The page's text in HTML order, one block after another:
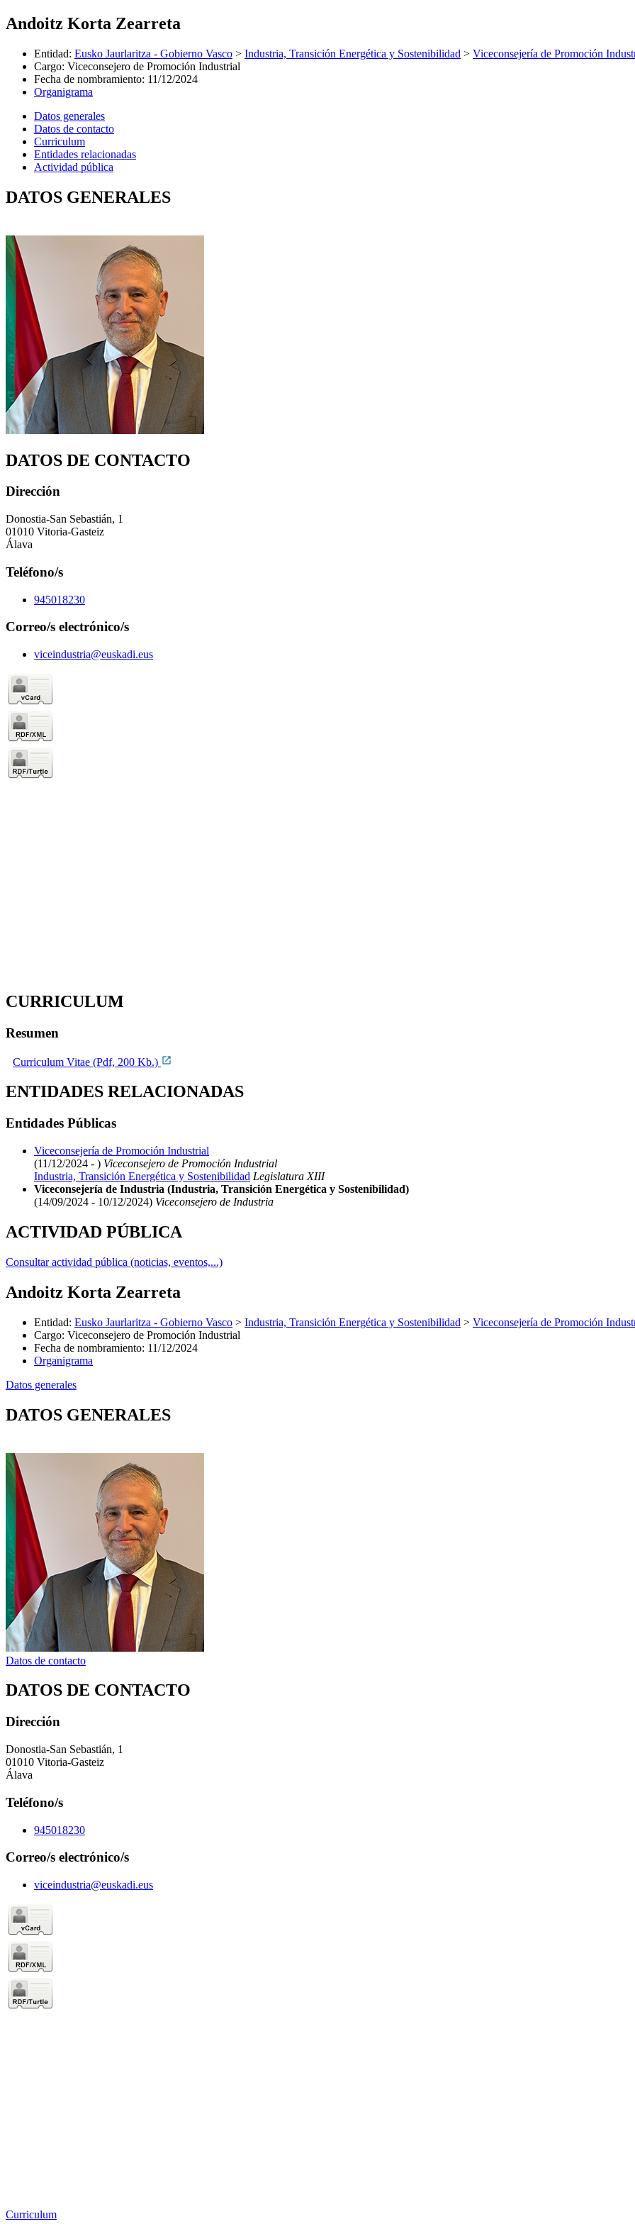
Andoitz Korta Zearreta
Entidad: Eusko Jaurlaritza - Gobierno Vasco > Industria, Transición Energética y Sostenibilidad > Viceconsejería de Promoción
Cargo: Viceconsejero de Promoción Industrial
Fecha de nombramiento: 11/12/2024
Organigrama
Datos generales
Datos de contacto
Curriculum
Entidades relacionadas
Actividad pública
DATOS GENERALES
DATOS DE CONTACTO
Dirección
Donostia-San Sebastián, 1
01010 Vitoria-Gasteiz
Álava
Teléfono/s
945018230
Correo/s electrónico/s
viceindustria@euskadi.eus
CURRICULUM
Resumen
Curriculum Vitae (Pdf, 200 Kb.)
ENTIDADES RELACIONADAS
Entidades Públicas
Viceconsejería de Promoción Industrial
(11/12/2024 - ) Viceconsejero de Promoción Industrial
Industria, Transición Energética y Sostenibilidad Legislatura XIII
Viceconsejería de Industria (Industria, Transición Energética y Sostenibilidad)
(14/09/2024 - 10/12/2024) Viceconsejero de Industria
ACTIVIDAD PÚBLICA
Consultar actividad pública (noticias, eventos,...)
Andoitz Korta Zearreta
Entidad: Eusko Jaurlaritza - Gobierno Vasco > Industria, Transición Energética y Sostenibilidad > Viceconsejería de Promoción
Cargo: Viceconsejero de Promoción Industrial
Fecha de nombramiento: 11/12/2024
Organigrama
Datos generales
DATOS GENERALES
Datos de contacto
DATOS DE CONTACTO
Dirección
Donostia-San Sebastián, 1
01010 Vitoria-Gasteiz
Álava
Teléfono/s
945018230
Correo/s electrónico/s
viceindustria@euskadi.eus
Curriculum